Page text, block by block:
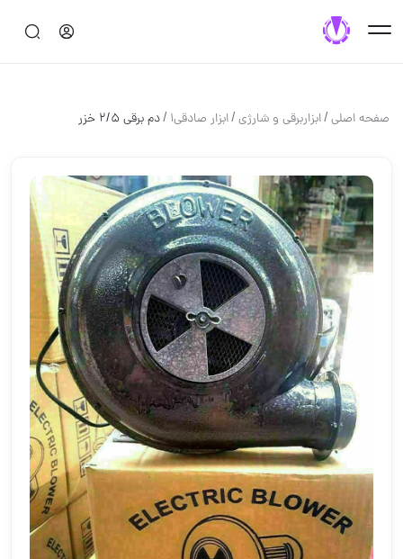
صفحه اصلی/ابزاربرقی و شارژی/ابزار صادقی1 /دم برقی ٢/۵ خزر